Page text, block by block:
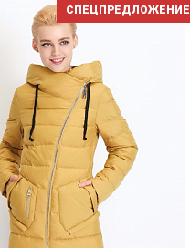
СПЕЦПРЕДЛОЖЕНИЕ